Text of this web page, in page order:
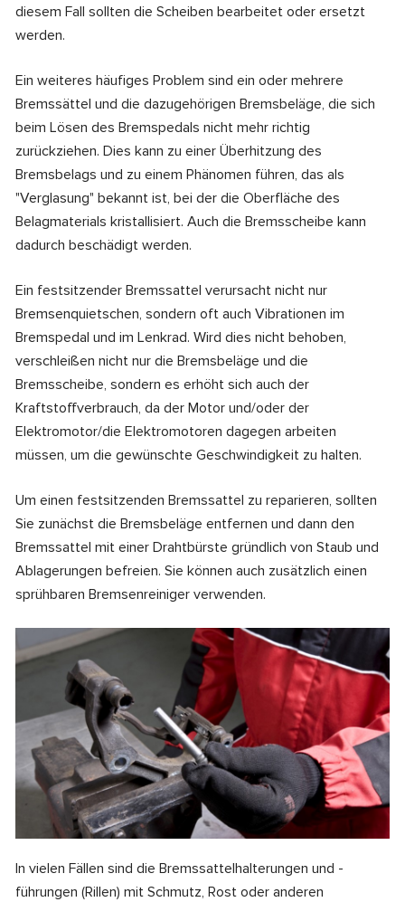
diesem Fall sollten die Scheiben bearbeitet oder ersetzt
werden.
Ein weiteres häufiges Problem sind ein oder mehrere
Bremssättel und die dazugehörigen Bremsbeläge, die sich
beim Lösen des Bremspedals nicht mehr richtig
zurückziehen. Dies kann zu einer Überhitzung des
Bremsbelags und zu einem Phänomen führen, das als
"Verglasung" bekannt ist, bei der die Oberfläche des
Belagmaterials kristallisiert. Auch die Bremsscheibe kann
dadurch beschädigt werden.
Ein festsitzender Bremssattel verursacht nicht nur
Bremsenquietschen, sondern oft auch Vibrationen im
Bremspedal und im Lenkrad. Wird dies nicht behoben,
verschleißen nicht nur die Bremsbeläge und die
Bremsscheibe, sondern es erhöht sich auch der
Kraftstoffverbrauch, da der Motor und/oder der
Elektromotor/die Elektromotoren dagegen arbeiten
müssen, um die gewünschte Geschwindigkeit zu halten.
Um einen festsitzenden Bremssattel zu reparieren, sollten
Sie zunächst die Bremsbeläge entfernen und dann den
Bremssattel mit einer Drahtbürste gründlich von Staub und
Ablagerungen befreien. Sie können auch zusätzlich einen
sprühbaren Bremsenreiniger verwenden.
In vielen Fällen sind die Bremssattelhalterungen und -
führungen (Rillen) mit Schmutz, Rost oder anderen